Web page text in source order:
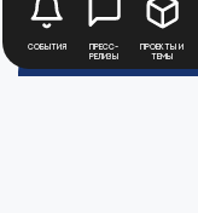
События
Пресс-
релизы
Проекты и
темы